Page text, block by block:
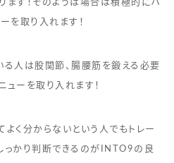
ます！そのようは場合は積極的にハ
を取り入れます！
る人は股関節、腸腰筋を鍛える必要
ューを取り入れます！
く分からないという人でもトレー
っかり判断できるのがINTO9の良